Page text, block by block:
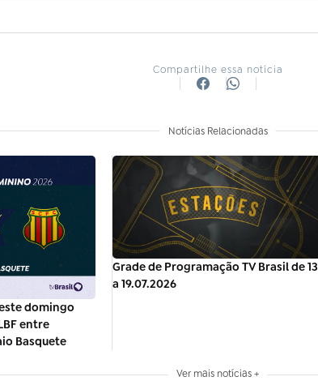
Compartilhe essa notícia
Notícias Relacionadas
domingo
entre
Basquete
Grade de Programação TV Brasil de 13
a 19.07.2026
Ver mais notícias +